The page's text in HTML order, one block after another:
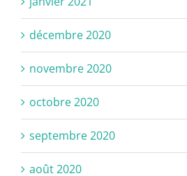
décembre 2020
novembre 2020
octobre 2020
septembre 2020
août 2020